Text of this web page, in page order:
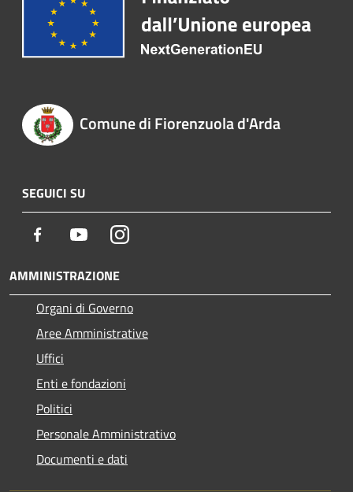
Comune di Fiorenzuola d'Arda
SEGUICI SU
Facebook YoutubeInstagram
AMMINISTRAZIONE
Organi di Governo
Aree Amministrative
Uffici
Enti e fondazioni
Politici
Personale Amministrativo
Documenti e dati